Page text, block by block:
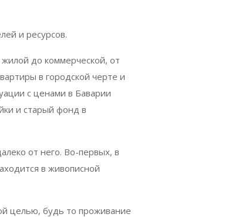
и ресурсов.
до коммерческой, от
в городской черте и
с ценами в Баварии
и старый фонд в
от него. Во-первых, в
в живописной
целью, будь то проживание